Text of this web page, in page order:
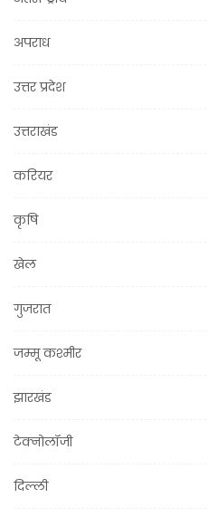
अपराध
उत्तर प्रदेश
उत्तराखंड
करियर
कृषि
खेल
गुजरात
जम्मू कश्मीर
झारखंड
टेक्नोलॉजी
दिल्ली